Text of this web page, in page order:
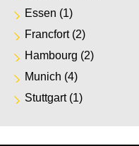
Essen (1)
Francfort(2)
Hambourg (2)
Munich (4)
Stuttgart(1)